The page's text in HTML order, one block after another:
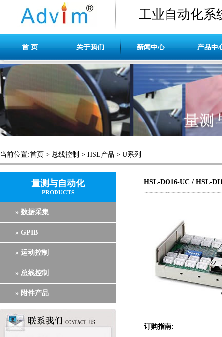
工业自动化系
首 页 关于我们 新闻中心 产品中
当前位置:首页 > 总线控制 > HSL产品 > U系列
量测与自动化
PRODUCTS
» 数据采集
» GPIB
» 运动控制
» 总线控制
» 附件产品
HSL-DO16-UC / HSL-
订购指南: